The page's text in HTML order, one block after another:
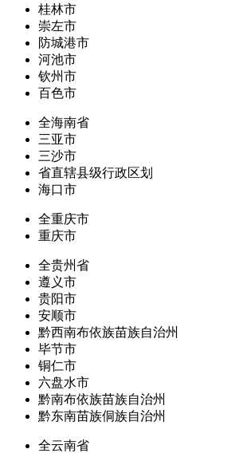
桂林市
崇左市
防城港市
河池市
钦州市
百色市
全海南省
三亚市
三沙市
省直辖县级行政区划
海口市
全重庆市
重庆市
全贵州省
遵义市
贵阳市
安顺市
黔西南布依族苗族自治州
毕节市
铜仁市
六盘水市
黔南布依族苗族自治州
黔东南苗族侗族自治州
全云南省